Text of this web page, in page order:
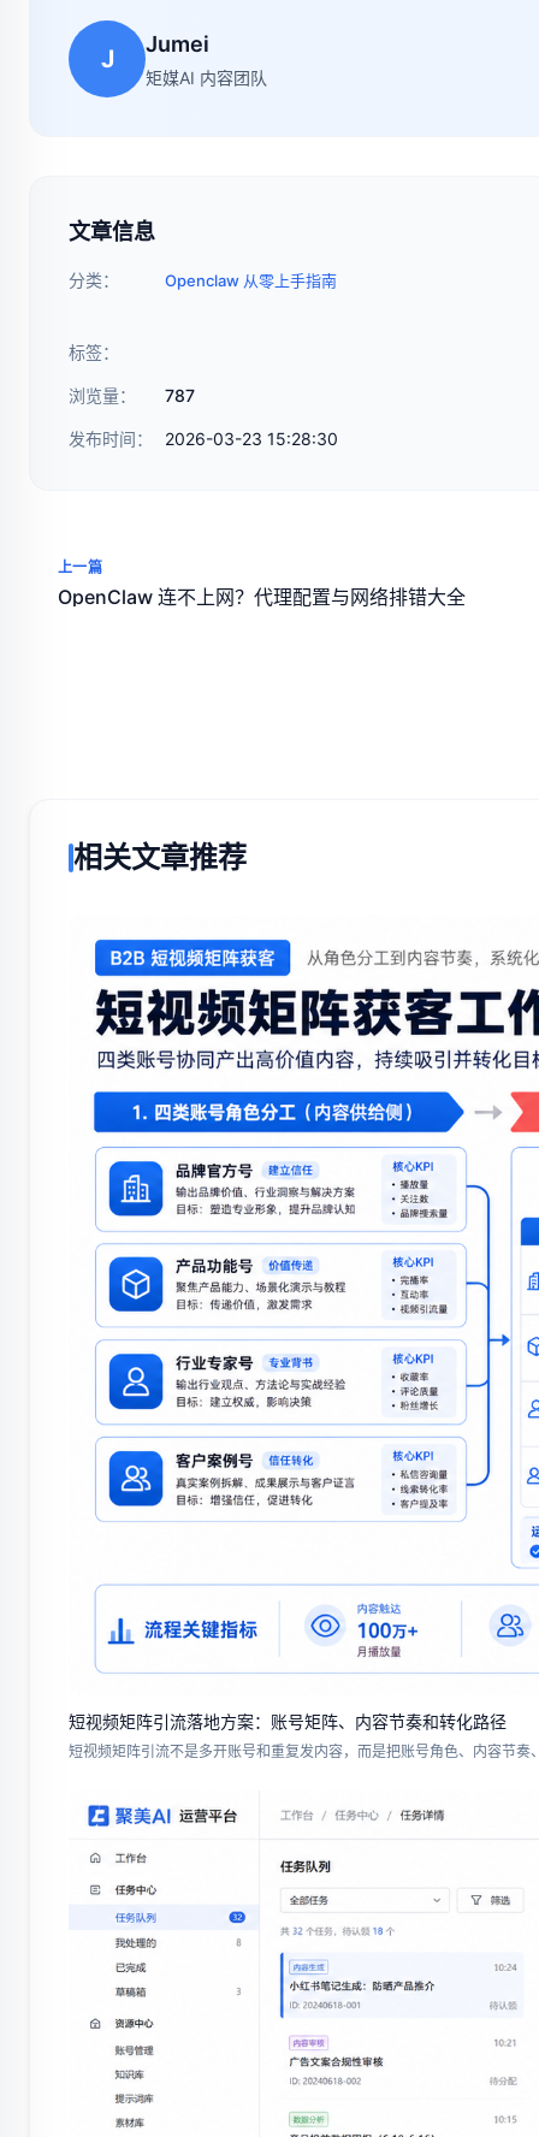
J
Jumei
矩媒AI 内容团队
文章信息
分类： Openclaw 从零上手指南
标签：
浏览量： 787
发布时间： 2026-03-23 15:28:30
上一篇
OpenClaw 连不上网？代理配置与网络排错大全
相关文章推荐
短视频矩阵引流落地方案：账号矩阵、内容节奏和转化路径
短视频矩阵引流不是多开账号和重复发内容，而是把账号角色、内容节